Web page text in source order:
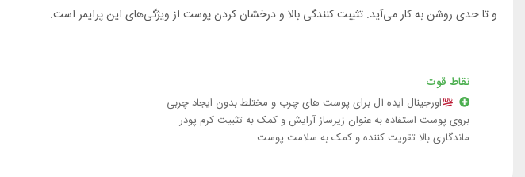
و تا حدی روشن به کار می‌آید. تثیبت کنندگی بالا و درخشان کردن پوست از ویژگی‌های این پرایمر است.
نقاط قوت
اورجینال ایده آل برای پوست های چرب و مختلط بدون ایجاد چربی
بروی پوست استفاده به عنوان زیرساز آرایش و کمک به تثبیت کرم پودر
ماندگاری بالا تقویت کننده و کمک به سلامت پوست